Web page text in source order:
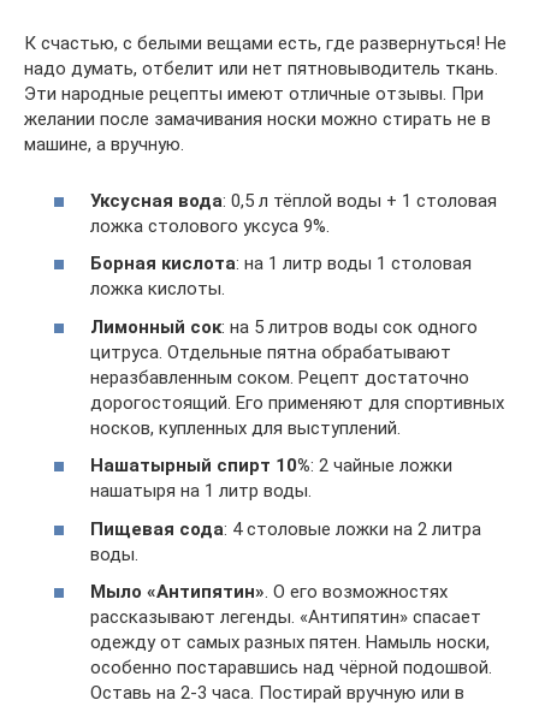
К счастью, с белыми вещами есть, где развернуться! Не
надо думать, отбелит или нет пятновыводитель ткань.
Эти народные рецепты имеют отличные отзывы. При
желании после замачивания носки можно стирать не в
машине, а вручную.
Уксусная вода: 0,5 л тёплой воды + 1 столовая
ложка столового уксуса 9%.
Борная кислота: на 1 литр воды 1 столовая
ложка кислоты.
Лимонный сок: на 5 литров воды сок одного
цитруса. Отдельные пятна обрабатывают
неразбавленным соком. Рецепт достаточно
дорогостоящий. Его применяют для спортивных
носков, купленных для выступлений.
Нашатырный спирт 10%: 2 чайные ложки
нашатыря на 1 литр воды.
Пищевая сода: 4 столовые ложки на 2 литра
воды.
Мыло «Антипятин». О его возможностях
рассказывают легенды. «Антипятин» спасает
одежду от самых разных пятен. Намыль носки,
особенно постаравшись над чёрной подошвой.
Оставь на 2-3 часа. Постирай вручную или в